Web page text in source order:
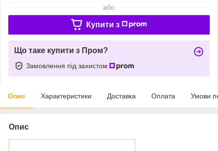
або
Купити з
Що таке купити з Пром?
Замовлення під захистом
Опис Характеристики Доставка Оплата Умови
Опис